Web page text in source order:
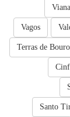
Vagos
Terras de Bouro
Santo